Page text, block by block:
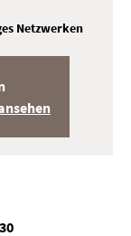
Netzwerken